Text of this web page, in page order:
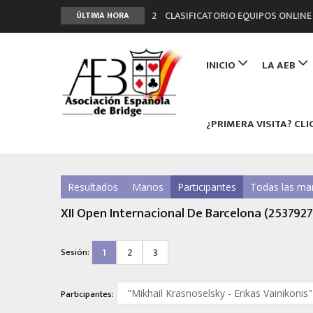
ÚLTIMA HORA
2º CLASIFICATORIO EQUIPOS ONLINE
Curso de Formación y Actualización
ANUNCIATE EN NUESTRA REVISTA
NUEVA PROGRAMACIÓN TORNEOS
LIGA 11ª
navigation
INICIO LA AEB
¿PRIMERA VISITA?
Resultados Manos Participantes Todas las
XII Open Internacional De Barcelona
Sesión: 1 2 3
Participantes: